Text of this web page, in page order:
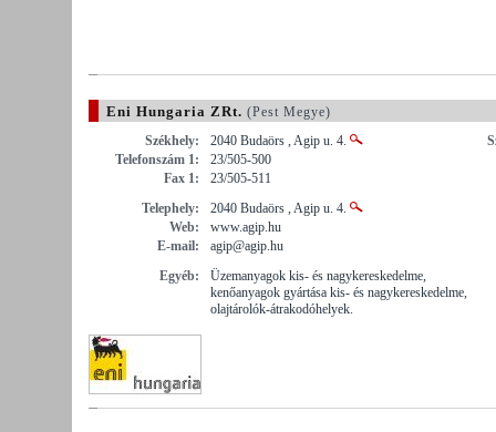
Eni Hungaria ZRt. (Pest Megye)
Székhely:
2040 Budaörs , Agip u. 4.
Telefonszám 1:
23/505-500
Fax 1:
23/505-511
Telephely:
2040 Budaörs , Agip u. 4.
Web:
www.agip.hu
E-mail:
agip@agip.hu
Egyéb:
Üzemanyagok kis- és nagykereskedelme,
kenőanyagok gyártása kis- és nagykereskedelme,
olajtárolók-átrakodóhelyek.